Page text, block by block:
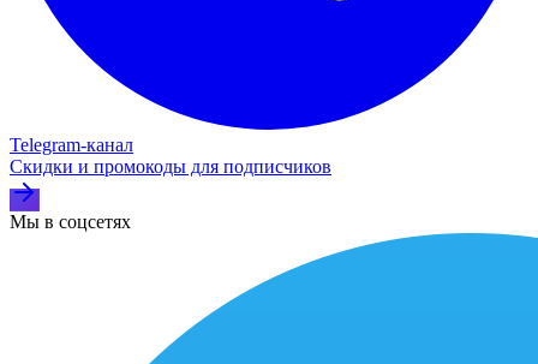
Telegram‑канал
Скидки и промокоды для подписчиков
Мы в соцсетях